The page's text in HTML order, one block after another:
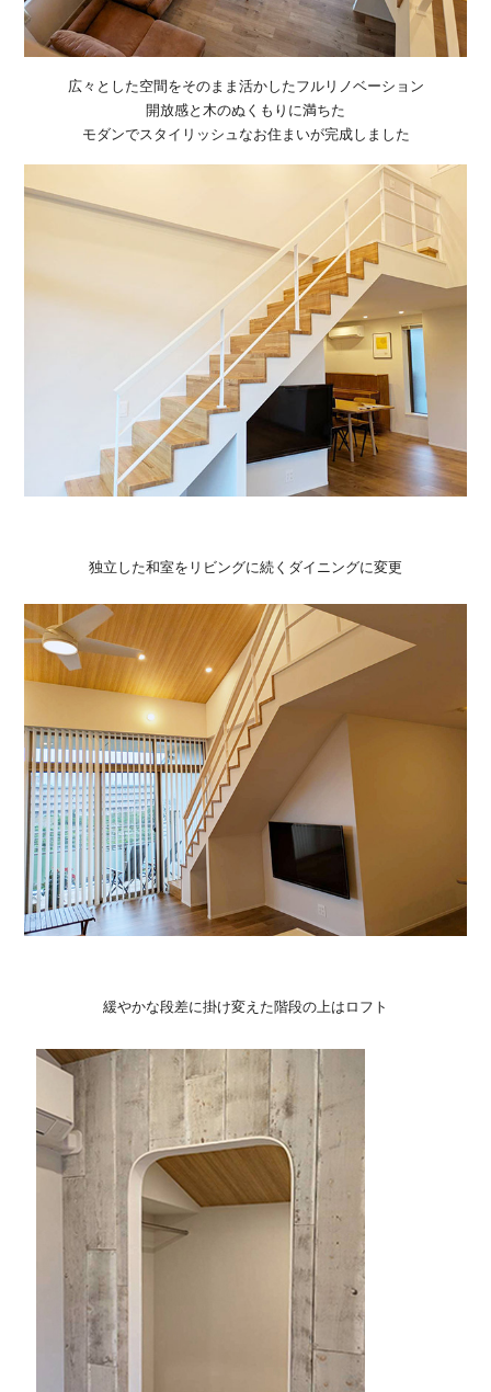
広々とした空間をそのまま活かしたフルリノベーション
開放感と木のぬくもりに満ちた
モダンでスタイリッシュなお住まいが完成しました
独立した和室をリビングに続くダイニングに変更
緩やかな段差に掛け変えた階段の上はロフト